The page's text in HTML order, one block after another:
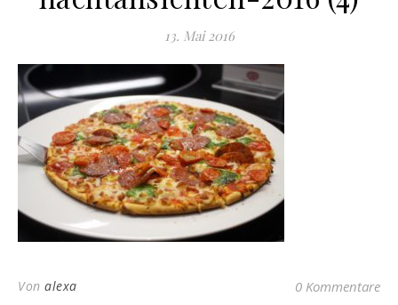
13. Mai 2016
Von alexa 0 Kommentare